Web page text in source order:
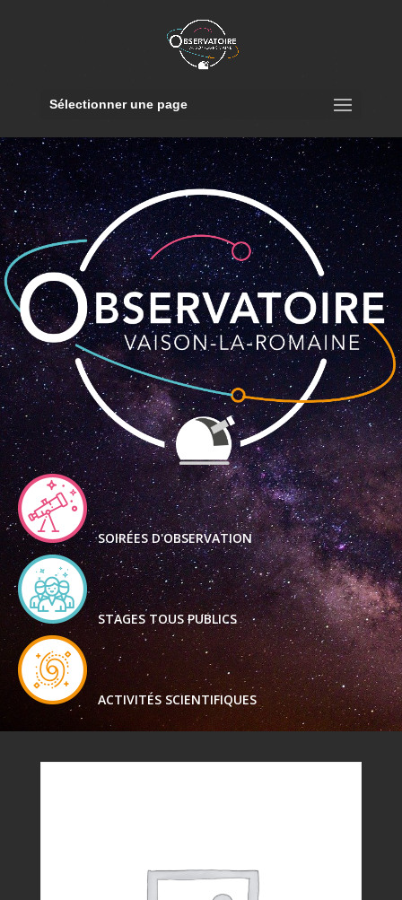
Sélectionner une page
SOIRÉES D'OBSERVATION
STAGES TOUS PUBLICS
ACTIVITÉS SCIENTIFIQUES